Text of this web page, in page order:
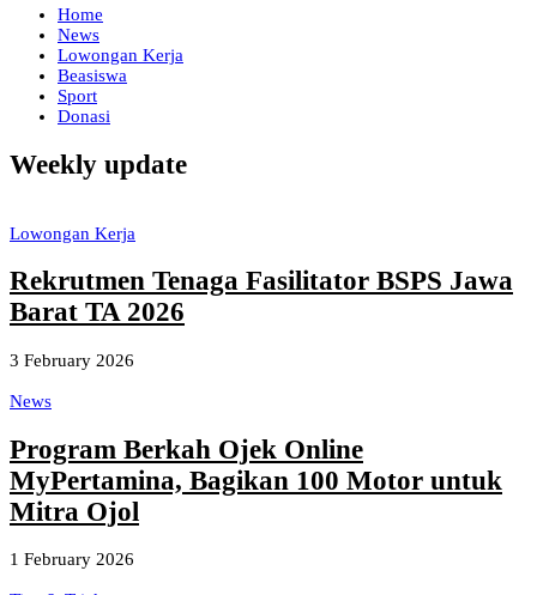
Home
News
Lowongan Kerja
Beasiswa
Sport
Donasi
Weekly update
Lowongan Kerja
Rekrutmen Tenaga Fasilitator BSPS Jawa
Barat TA 2026
3 February 2026
News
Program Berkah Ojek Online
MyPertamina, Bagikan 100 Motor untuk
Mitra Ojol
1 February 2026